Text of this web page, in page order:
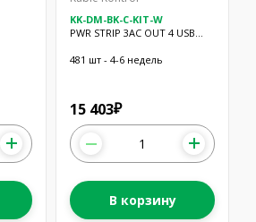
KK-DM-BK-C-KIT-W
PWR STRIP 3AC OUT 4 USB
481 шт - 4-6 недель
15 403₽
В корзину